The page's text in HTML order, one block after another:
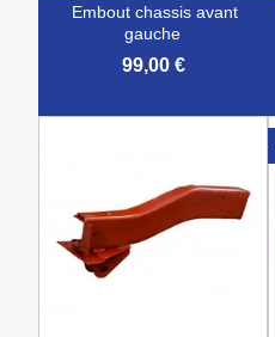
embout chassis avant
gauche
99,00 €